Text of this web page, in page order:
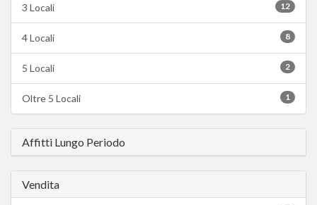
12
3 Locali
8
4 Locali
2
5 Locali
1
Oltre 5 Locali
Affitti Lungo Periodo
Vendita